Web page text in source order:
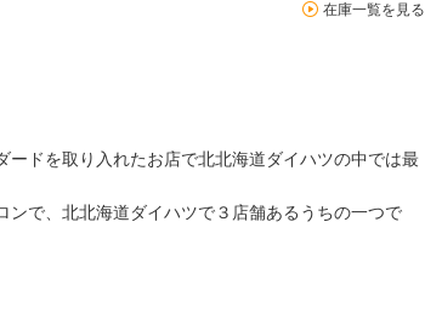
在庫一覧を見る
ドを取り入れたお店で北北海道ダイハツの中では最
で、北北海道ダイハツで３店舗あるうちの一つで